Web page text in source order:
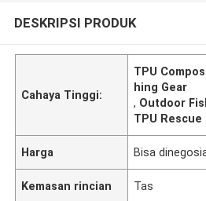
DESKRIPSI PRODUK
Cahaya Tinggi:
TPU
hing Gear
, Outdoor
TPU
Harga Bisa
Kemasan rincian Tas